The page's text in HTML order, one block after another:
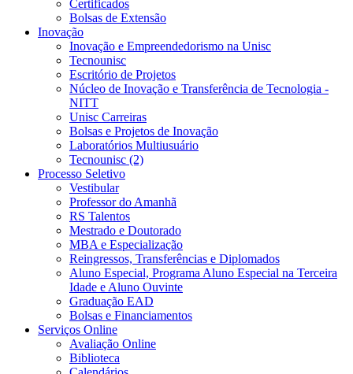
Certificados
Bolsas de Extensão
Inovação
Inovação e Empreendedorismo na Unisc
Tecnounisc
Escritório de Projetos
Núcleo de Inovação e Transferência de Tecnologia -
NITT
Unisc Carreiras
Bolsas e Projetos de Inovação
Laboratórios Multiusuário
Tecnounisc (2)
Processo Seletivo
Vestibular
Professor do Amanhã
RS Talentos
Mestrado e Doutorado
MBA e Especialização
Reingressos, Transferências e Diplomados
Aluno Especial, Programa Aluno Especial na Terceira
Idade e Aluno Ouvinte
Graduação EAD
Bolsas e Financiamentos
Serviços Online
Avaliação Online
Biblioteca